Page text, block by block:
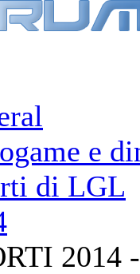
e
di LGL
2014